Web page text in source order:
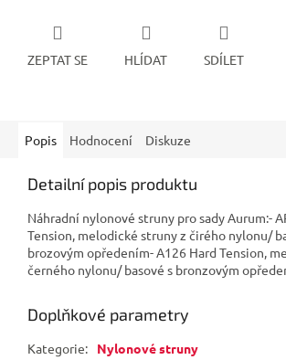
ZEPTAT SE HLÍDAT SDÍLET
Popis Hodnocení Diskuze
Detailní popis produktu
Náhradní nylonové struny pro sady Aurum:-
Tension, melodické struny z čirého nylonu/
brozovým opředením- A126 Hard Tension,
černého nylonu/ basové s bronzovým
Doplňkové parametry
Kategorie:
Nylonové struny